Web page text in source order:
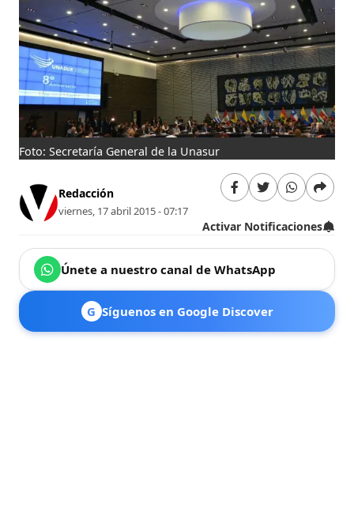
Foto: Secretaría General de la Unasur
Redacción
viernes, 17 abril 2015 - 07:17
Activar Notificaciones
Únete a nuestro canal de WhatsApp
G Síguenos en Google Discover